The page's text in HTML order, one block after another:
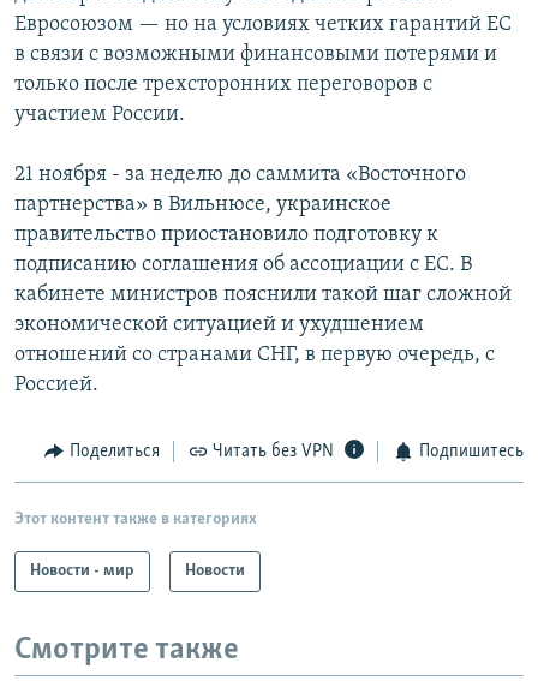
Евросоюзом — но на условиях четких гарантий ЕС
в связи с возможными финансовыми потерями и
только после трехсторонних переговоров с
участием России.
21 ноября - за неделю до саммита «Восточного
партнерства» в Вильнюсе, украинское
правительство приостановило подготовку к
подписанию соглашения об ассоциации с ЕС. В
кабинете министров пояснили такой шаг сложной
экономической ситуацией и ухудшением
отношений со странами СНГ, в первую очередь, с
Россией.
Поделиться Читать без VPN Подпишитесь
Этот контент также в категориях
Новости - мир Новости
Смотрите также